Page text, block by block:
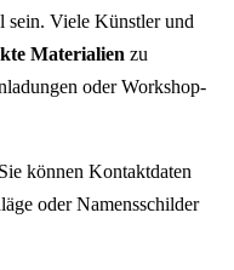
sein. Viele Künstler und
Materialien zu
oder Workshop-
können Kontaktdaten
oder Namensschilder